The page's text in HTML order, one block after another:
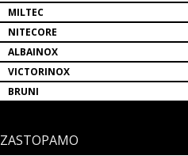
MILTEC
NITECORE
ALBAINOX
VICTORINOX
BRUNI
ZASTOPAMO